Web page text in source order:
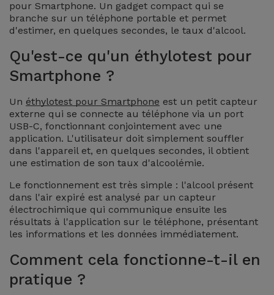
Samsung
Xiaomi
Huawei
Oppo
OnePlus
Google
Dyson
TCL
Apple Watch
Reconditionnés
Samsungs
Reconditionnés
iMacs
Reconditionnés
Consoles de
Jeux
Reconditionnées
Voir
tout
Adaptateurs
Coques et
Protections
d'Écran
Batteries
Externes
Chargeurs
Ecouteurs
et
Enceintes
Montres
Connectées
et
pour Smartphone. Un gadget compact qui se
branche sur un téléphone portable et permet
d'estimer, en quelques secondes, le taux d'alcool.
Qu'est-ce qu'un éthylotest pour
Smartphone ?
Un éthylotest pour Smartphone est un petit capteur
externe qui se connecte au téléphone via un port
USB-C, fonctionnant conjointement avec une
application. L'utilisateur doit simplement souffler
dans l'appareil et, en quelques secondes, il obtient
une estimation de son taux d'alcoolémie.
Le fonctionnement est très simple : l'alcool présent
dans l'air expiré est analysé par un capteur
électrochimique qui communique ensuite les
résultats à l'application sur le téléphone, présentant
les informations et les données immédiatement.
Comment cela fonctionne-t-il en
pratique ?